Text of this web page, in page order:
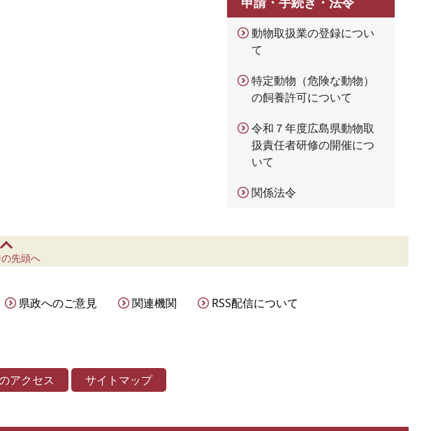
動物取扱業の登録につい
て
特定動物（危険な動物）
の飼養許可について
令和７年度広島県動物取
扱責任者研修の開催につ
いて
関係法令
先頭へ
県政へのご意見 関連機関 RSS配信について
アクセス サイトマップ